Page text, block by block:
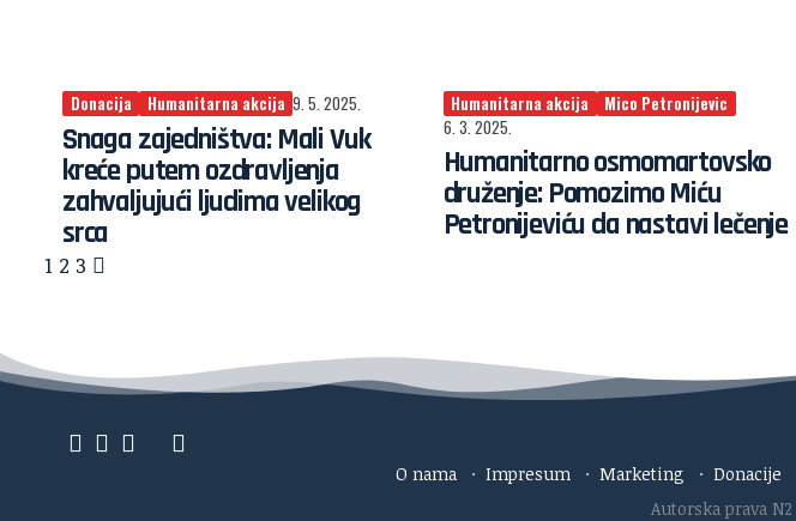
Donacija Humanitarna akcija 9. 5. 2025.
Snaga zajedništva: Mali Vuk
kreće putem ozdravljenja
zahvaljujući ljudima velikog
srca
Humanitarna akcija
Mico Petronijevic
6. 3. 2025.
Humanitarno osmomartovsko
druženje: Pomozimo Miću
Petronijeviću da nastavi lečenje
1 2 3
O nama · Impresum · Marketing · Donacije
Autorska prava N2